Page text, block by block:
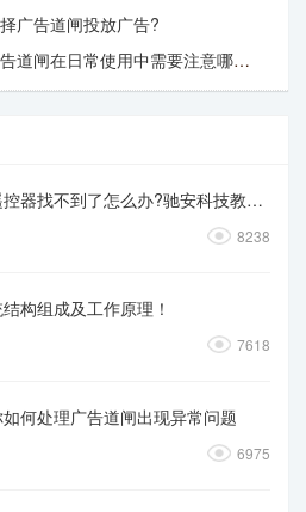
广告道闸投放广告?
闸在日常使用中需要注意哪些事项?
广告道闸的遥控器找不到了怎么办?驰安科技教你操作
8238
构组成及工作原理！
7618
何处理广告道闸出现异常问题
6975